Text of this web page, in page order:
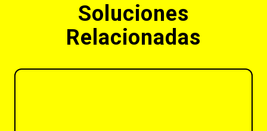
Soluciones
Relacionadas